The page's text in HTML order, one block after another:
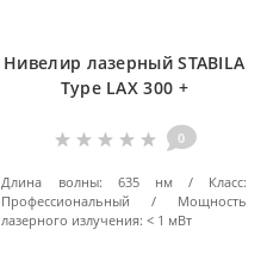
Нивелир лазерный STABILA
Type LAX 300 +
LT 30
0
Длина волны: 635 нм
Класс:
Профессиональный
Мощность
лазерного излучения: < 1 мВт